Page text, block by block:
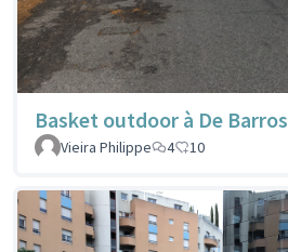
Basket outdoor à De Barros
Vieira Philippe
4 10